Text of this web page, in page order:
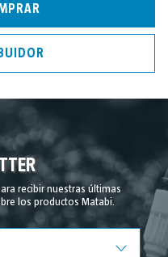
recibir nuestras últimas
los productos Matabi.